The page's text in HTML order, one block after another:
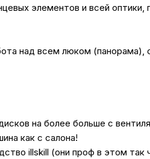
элементов и всей
над всем люком (панорама),
на более больше с
как с салона!
illskill (они проф в этом так